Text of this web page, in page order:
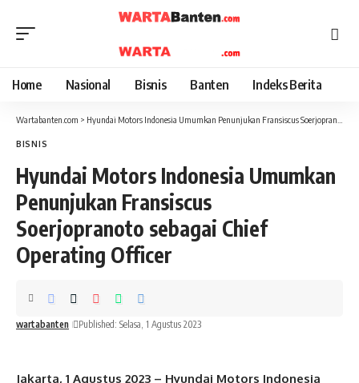
Home Nasional Bisnis Banten Indeks Berita
Wartabanten.com > Hyundai Motors Indonesia Umumkan Penunjukan Fransiscus Soerjopranoto sebagai Chief Operating Officer
BISNIS
Hyundai Motors Indonesia Umumkan
Penunjukan Fransiscus
Soerjopranoto sebagai Chief
Operating Officer
wartabanten Published: Selasa, 1 Agustus 2023
Jakarta, 1 Agustus 2023 – Hyundai Motors Indonesia